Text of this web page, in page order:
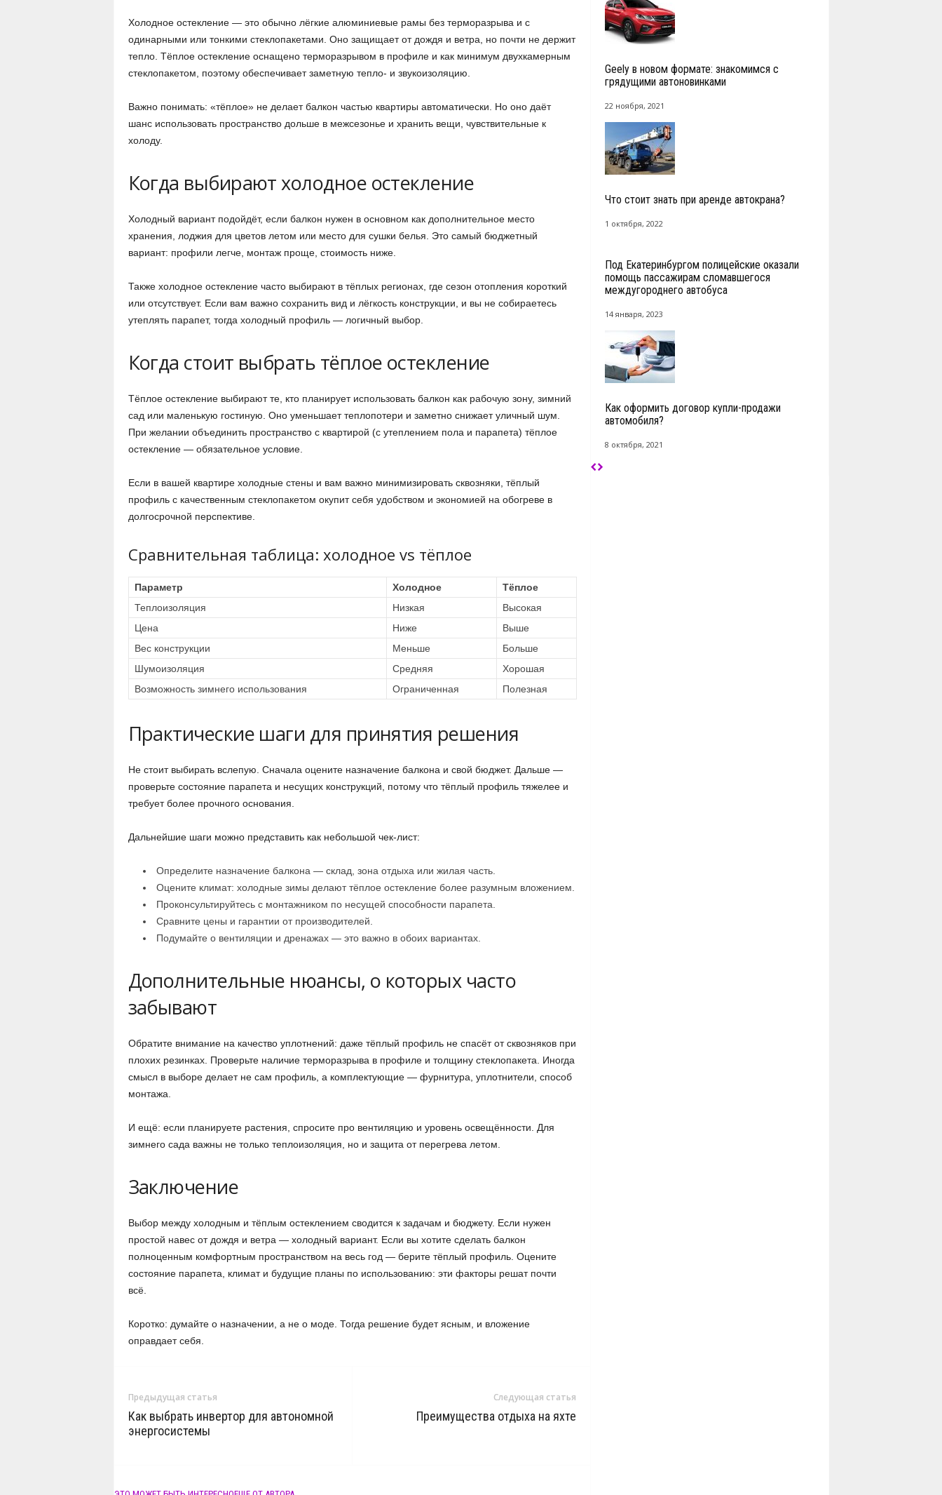
Холодное остекление — это обычно лёгкие алюминиевые рамы без терморазрыва и с
одинарными или тонкими стеклопакетами. Оно защищает от дождя и ветра, но почти не держит
тепло. Тёплое остекление оснащено терморазрывом в профиле и как минимум двухкамерным
стеклопакетом, поэтому обеспечивает заметную тепло- и звукоизоляцию.
Важно понимать: «тёплое» не делает балкон частью квартиры автоматически. Но оно даёт
шанс использовать пространство дольше в межсезонье и хранить вещи, чувствительные к
холоду.
Когда выбирают холодное остекление
Холодный вариант подойдёт, если балкон нужен в основном как дополнительное место
хранения, лоджия для цветов летом или место для сушки белья. Это самый бюджетный
вариант: профили легче, монтаж проще, стоимость ниже.
Также холодное остекление часто выбирают в тёплых регионах, где сезон отопления короткий
или отсутствует. Если вам важно сохранить вид и лёгкость конструкции, и вы не собираетесь
утеплять парапет, тогда холодный профиль — логичный выбор.
Когда стоит выбрать тёплое остекление
Тёплое остекление выбирают те, кто планирует использовать балкон как рабочую зону, зимний
сад или маленькую гостиную. Оно уменьшает теплопотери и заметно снижает уличный шум.
При желании объединить пространство с квартирой (с утеплением пола и парапета) тёплое
остекление — обязательное условие.
Если в вашей квартире холодные стены и вам важно минимизировать сквозняки, тёплый
профиль с качественным стеклопакетом окупит себя удобством и экономией на обогреве в
долгосрочной перспективе.
Сравнительная таблица: холодное vs тёплое
Параметр Холодное
Тёплое
Теплоизоляция
Низкая
Высокая
Цена
Ниже
Выше
Вес конструкции
Меньше
Больше
Шумоизоляция
Средняя
Хорошая
Возможность зимнего использования
Ограниченная Полезная
Практические шаги для принятия решения
Не стоит выбирать вслепую. Сначала оцените назначение балкона и свой бюджет. Дальше —
проверьте состояние парапета и несущих конструкций, потому что тёплый профиль тяжелее и
требует более прочного основания.
Дальнейшие шаги можно представить как небольшой чек‑лист:
Определите назначение балкона — склад, зона отдыха или жилая часть.
Оцените климат: холодные зимы делают тёплое остекление более разумным вложением.
Проконсультируйтесь с монтажником по несущей способности парапета.
Сравните цены и гарантии от производителей.
Подумайте о вентиляции и дренажах — это важно в обоих вариантах.
Дополнительные нюансы, о которых часто
забывают
Обратите внимание на качество уплотнений: даже тёплый профиль не спасёт от сквозняков при
плохих резинках. Проверьте наличие терморазрыва в профиле и толщину стеклопакета. Иногда
смысл в выборе делает не сам профиль, а комплектующие — фурнитура, уплотнители, способ
монтажа.
И ещё: если планируете растения, спросите про вентиляцию и уровень освещённости. Для
зимнего сада важны не только теплоизоляция, но и защита от перегрева летом.
Заключение
Выбор между холодным и тёплым остеклением сводится к задачам и бюджету. Если нужен
простой навес от дождя и ветра — холодный вариант. Если вы хотите сделать балкон
полноценным комфортным пространством на весь год — берите тёплый профиль. Оцените
состояние парапета, климат и будущие планы по использованию: эти факторы решат почти
всё.
Коротко: думайте о назначении, а не о моде. Тогда решение будет ясным, и вложение
оправдает себя.
Предыдущая статья
Как выбрать инвертор для автономной
энергосистемы
Следующая статья
Преимущества отдыха на яхте
Geely в новом формате: знакомимся с
грядущими автоновинками
22 ноября, 2021
Что стоит знать при аренде автокрана?
1 октября, 2022
Под Екатеринбургом полицейские оказали
помощь пассажирам сломавшегося
междугороднего автобуса
14 января, 2023
Как оформить договор купли-продажи
автомобиля?
8 октября, 2021